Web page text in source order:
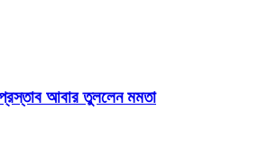
প্রস্তাব আবার তুললেন মমতা